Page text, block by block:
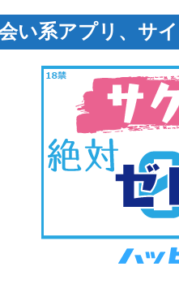
い系アプリ、